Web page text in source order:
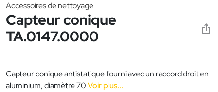
Accessoires de nettoyage
Capteur conique
TA.0147.0000
Capteur conique antistatique fourni avec un raccord droit en
aluminium, diamètre 70Voir plus...